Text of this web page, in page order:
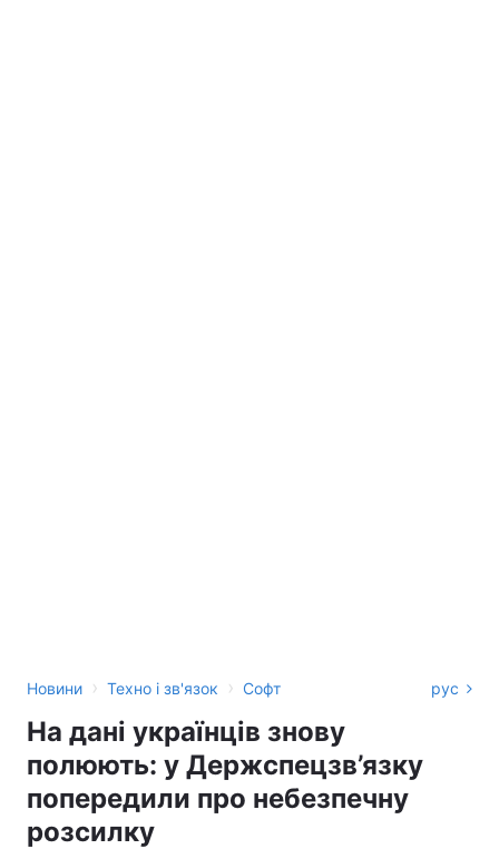
Новини › Техно і зв'язок › Софт рус
На дані українців знову
полюють: у Держспецзв’язку
попередили про небезпечну
розсилку